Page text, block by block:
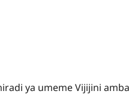
ya umeme Vijijini